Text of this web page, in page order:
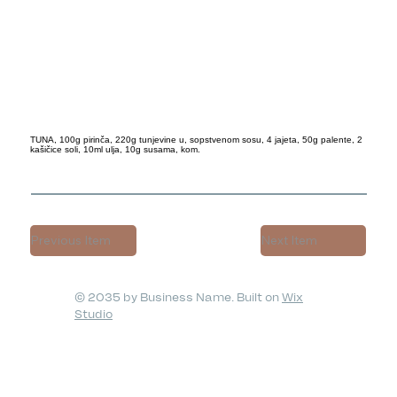
TUNA, 100g pirinča, 220g tunjevine u, sopstvenom sosu, 4 jajeta, 50g palente, 2
kašičice soli, 10ml ulja, 10g susama, kom.
Previous Item Next Item
© 2035 by Business Name. Built on Wix
Studio